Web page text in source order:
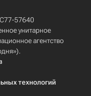
57640
унитарное
агентство
технологий